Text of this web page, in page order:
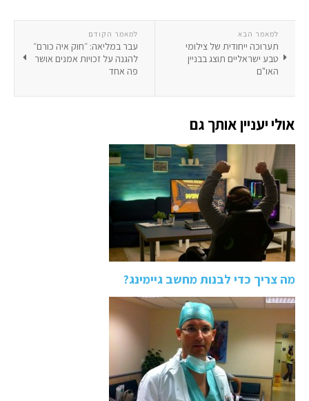
למאמר הקודם
עבר במליאה: ״חוק איה כורם״
להגנה על זכויות אמנים אושר
פה אחד
למאמר הבא
תערוכה ייחודית של צילומי
טבע ישראליים תוצג בבניין
האו"ם
אולי יעניין אותך גם
מה צריך כדי לבנות מחשב גיימינג?